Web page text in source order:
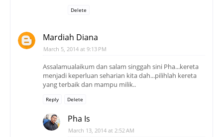
Delete
Mardiah Diana
March 5, 2014 at 9:13 PM
Assalamualaikum dan salam singgah sini Pha...kereta
menjadi keperluan seharian kita dah...pilihlah kereta
yang terbaik dan mampu milik..
Reply Delete
Pha Is
March 13, 2014 at 2:52 AM